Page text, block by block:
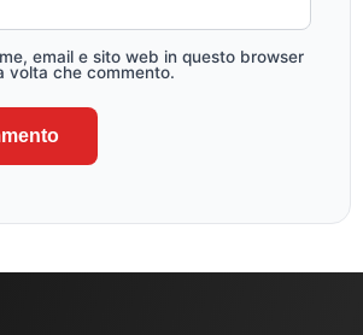
email e sito web in questo browser
volta che commento.